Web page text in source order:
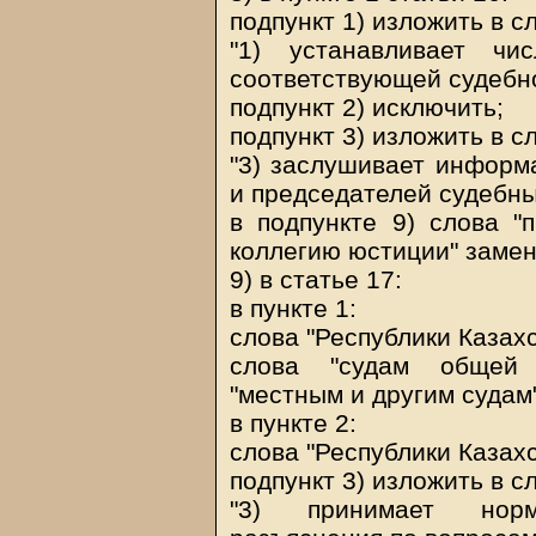
подпункт 1) изложить в
"1) устанавливает
соответствующей
подпункт 2) исключить;
подпункт 3) изложить в
"3) заслушивает
и председателей
в подпункте 9) слова
коллегию юстиции"
9) в статье 17:
в пункте 1:
слова "Республики
слова "судам общей
"местным и другим
в пункте 2:
слова "Республики
подпункт 3) изложить в
"3) принимает